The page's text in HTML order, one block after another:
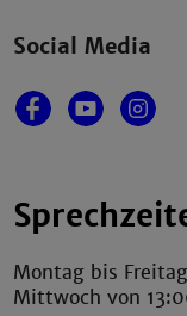
Social Media
Montag bis
Mittwoch von